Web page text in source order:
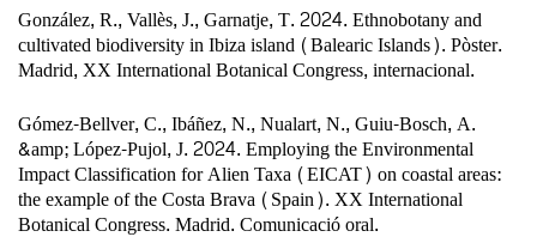
González, R., Vallès, J., Garnatje, T. 2024. Ethnobotany and
cultivated biodiversity in Ibiza island (Balearic Islands). Pòster.
Madrid, XX International Botanical Congress, internacional.
Gómez-Bellver, C., Ibáñez, N., Nualart, N., Guiu-Bosch, A.
&amp; López-Pujol, J. 2024. Employing the Environmental
Impact Classification for Alien Taxa (EICAT) on coastal areas:
the example of the Costa Brava (Spain). XX International
Botanical Congress. Madrid. Comunicació oral.